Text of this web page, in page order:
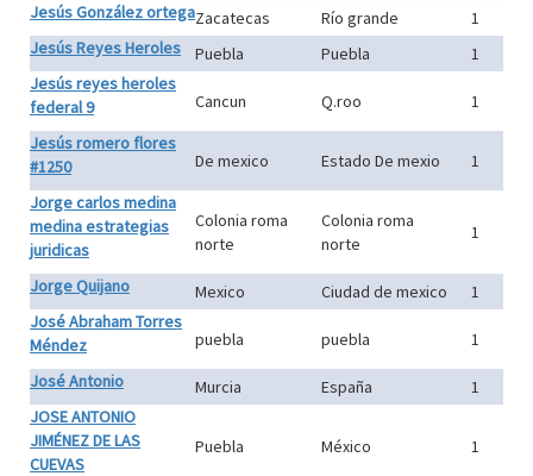
Jesús González ortegaZacatecas Río grande
1
Jesús Reyes Heroles
Puebla Puebla
1
Jesús reyes heroles
federal 9
Cancun Q.roo
1
Jesús romero flores
#1250
De mexico Estado De mexio
1
Jorge carlos medina
medina estrategias
juridicas
Colonia roma
norte
Colonia roma
norte
1
Jorge Quijano Mexico Ciudad de mexico
1
José Abraham Torres
Méndez
puebla puebla
1
José Antonio
Murcia España
1
JOSE ANTONIO
JIMÉNEZ DE LAS
CUEVAS
Puebla México 1